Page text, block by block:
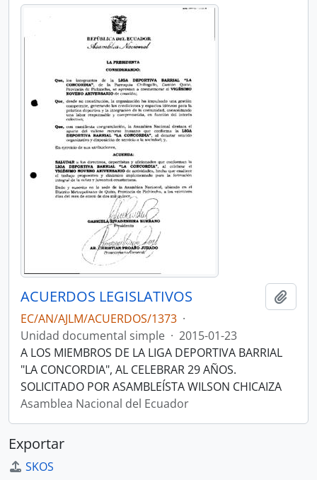
ACUERDOS LEGISLATIVOS
EC/AN/AJLM/ACUERDOS/1373 ·
Unidad documental simple · 2015-01-23
A LOS MIEMBROS DE LA LIGA DEPORTIVA BARRIAL
"LA CONCORDIA", AL CELEBRAR 29 AÑOS.
SOLICITADO POR ASAMBLEÍSTA WILSON CHICAIZA
Asamblea Nacional del Ecuador
Exportar
SKOS